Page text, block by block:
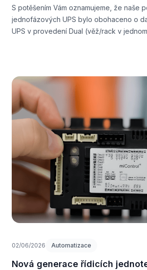
S potěšením Vám oznamujeme, že naše
jednofázových UPS bylo obohaceno o
UPS v provedení Dual (věž/rack v
02/06/2026 Automatizace
Nová generace řídicích